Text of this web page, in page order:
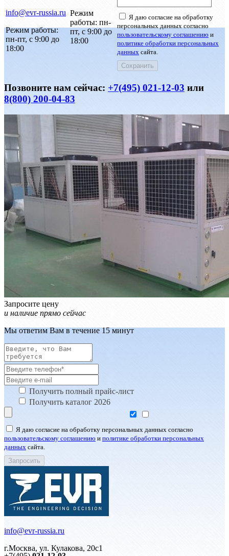
info@evr-russia.ru
Режим работы:
пн-пт, с 9:00 до
18:00
Режим
работы: пн-
пт, с 9:00 до
18:00
Я даю согласие на обработку
персональных данных согласно
пользовательскому соглашению и
политике обработки персональных
данных сайта.
Позвоните нам сейчас: +7(495) 021-12-03 или
8(800) 200-04-83
Запросите цену
и наличие прямо сейчас
Мы ответим Вам в течение 15 минут
Получить полный прайс-лист
Получить каталог 2026
Я даю согласие на обработку персональных данных согласно
пользовательскому соглашению и политике обработки персональных
данных сайта.
info@evr-russia.ru
г.Москва, ул. Кулакова, 20с1